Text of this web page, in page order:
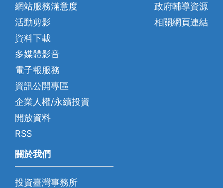
網站服務滿意度
活動剪影
資料下載
多媒體影音
電子報服務
資訊公開專區
企業人權/永續投資
開放資料
RSS
政府輔導資源
相關網頁連結
關於我們
投資臺灣事務所